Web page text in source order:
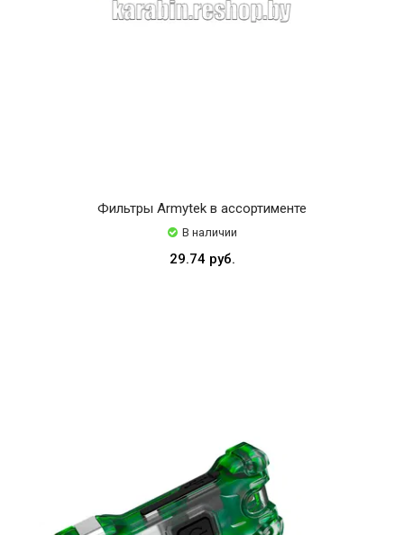
Фильтры Armytek в ассортименте
В наличии
29.74 руб.